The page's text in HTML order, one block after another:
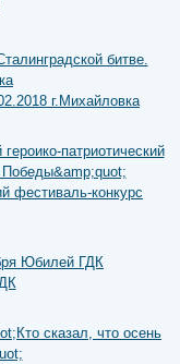
г.Михайловка
фестиваль-конкурс